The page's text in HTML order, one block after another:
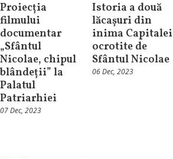
Proiecția
filmului
documentar
„Sfântul
Nicolae, chipul
blândeții” la
Palatul
Patriarhiei
07 Dec, 2023
Istoria a două
lăcașuri din
inima Capitalei
ocrotite de
Sfântul Nicolae
06 Dec, 2023